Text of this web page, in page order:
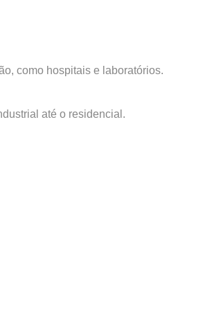
como hospitais e laboratórios.
até o residencial.